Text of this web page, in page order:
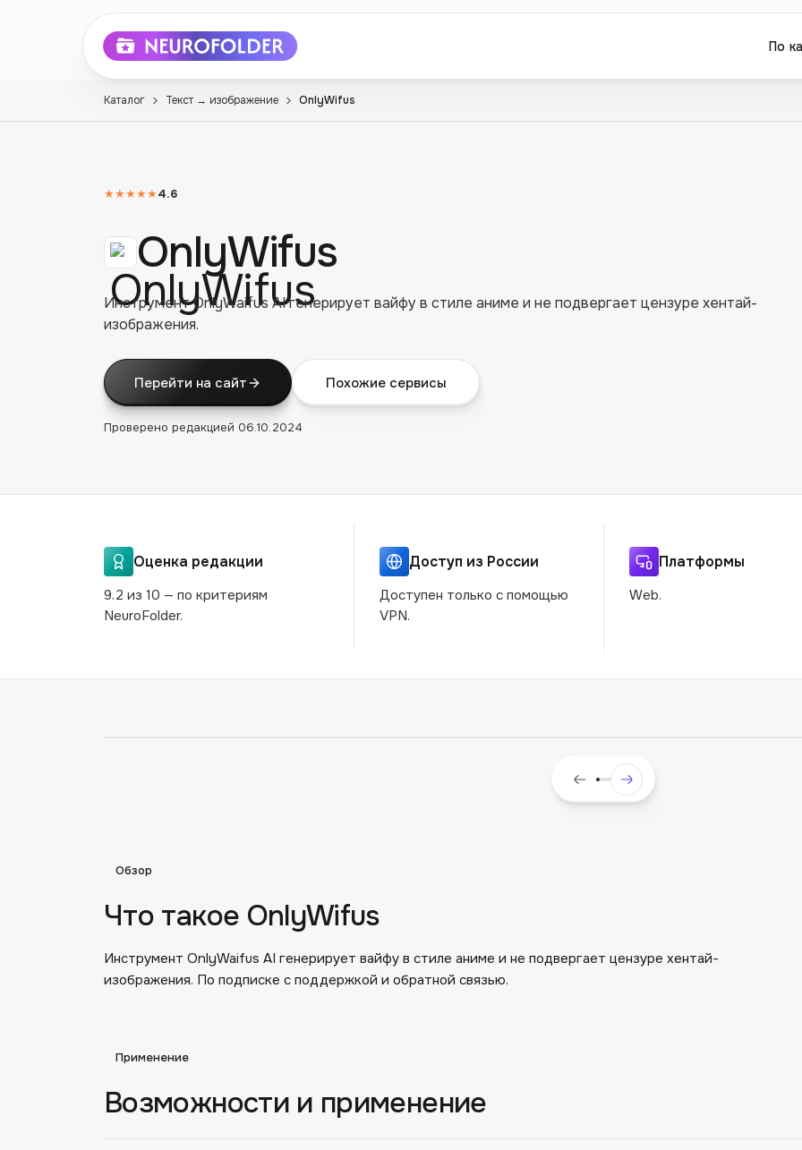
По
Каталог Текст → изображение OnlyWifus
★★★★★4.6
OnlyWifus
Инструмент OnlyWaifus AI генерирует вайфу в стиле аниме и не подвергает цензуре хентай-
изображения.
Перейти на сайт Похожие сервисы
Проверено редакцией 06.10.2024
Оценка редакции
9.2 из 10 — по критериям
NeuroFolder.
Доступ из России
Доступен только с помощью
VPN.
Платформы
Web.
Обзор
Что такое OnlyWifus
Инструмент OnlyWaifus AI генерирует вайфу в стиле аниме и не подвергает цензуре хентай-
изображения. По подписке с поддержкой и обратной связью.
Применение
Возможности и применение